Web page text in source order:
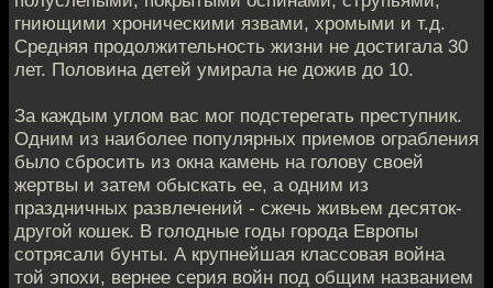
гниющими хроническими язвами, хромыми и т.д.
Средняя продолжительность жизни не достигала 30
лет. Половина детей умирала не дожив до 10.
За каждым углом вас мог подстерегать преступник.
Одним из наиболее популярных приемов ограбления
было сбросить из окна камень на голову своей
жертвы и затем обыскать ее, а одним из
праздничных развлечений - сжечь живьем десяток-
другой кошек. В голодные годы города Европы
сотрясали бунты. А крупнейшая классовая война
той эпохи, вернее серия войн под общим названием